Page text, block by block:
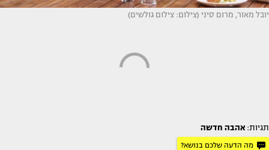
יובל מאור, מרום סיני (צילום: צילום גולשים)
תגיות: אהבה חדשה
מה הדעה שלכם בנושא?